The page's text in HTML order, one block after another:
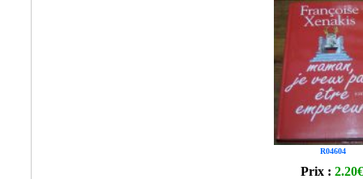
R04604
Prix : 2.20€